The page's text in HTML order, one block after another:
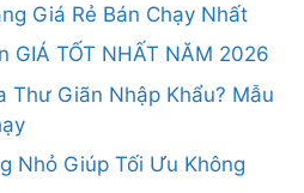
Giá Rẻ Bán Chạy Nhất
GIÁ TỐT NHẤT NĂM 2026
Thư Giãn Nhập Khẩu? Mẫu
Nhỏ Giúp Tối Ưu Không